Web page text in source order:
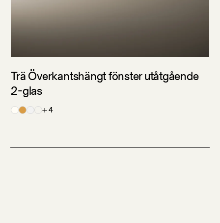
Trä Överkantshängt fönster utåtgående
2-glas
+ 4